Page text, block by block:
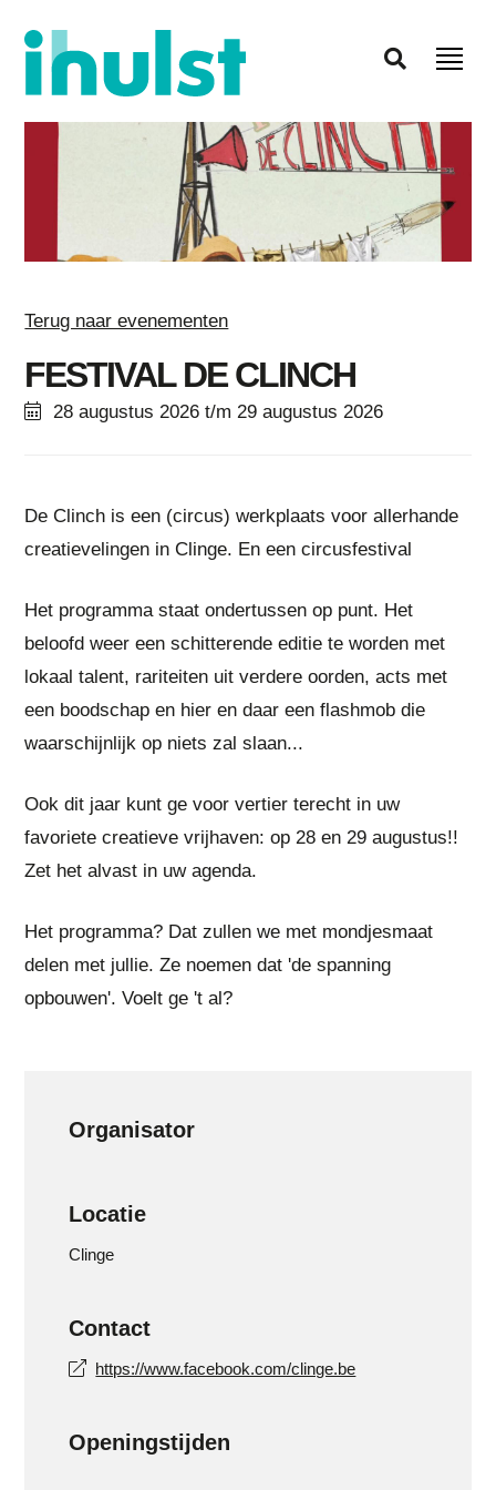
Terug naar evenementen
FESTIVAL DE CLINCH
28 augustus 2026 t/m 29 augustus 2026
De Clinch is een (circus) werkplaats voor allerhande
creatievelingen in Clinge. En een circusfestival
Het programma staat ondertussen op punt. Het
beloofd weer een schitterende editie te worden met
lokaal talent, rariteiten uit verdere oorden, acts met
een boodschap en hier en daar een flashmob die
waarschijnlijk op niets zal slaan...
Ook dit jaar kunt ge voor vertier terecht in uw
favoriete creatieve vrijhaven: op 28 en 29 augustus!!
Zet het alvast in uw agenda.
Het programma? Dat zullen we met mondjesmaat
delen met jullie. Ze noemen dat 'de spanning
opbouwen'. Voelt ge 't al?
Organisator
Locatie
Clinge
Contact
https://www.facebook.com/clinge.be
Openingstijden